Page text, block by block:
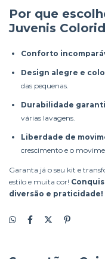
Por que
Juvenis
Conforto
Design alegre e
das pequenas.
Durabilidade
várias lavagens.
Liberdade de
crescimento e o
Garanta já o seu kit e
estilo e muita cor!
diversão e praticidade!